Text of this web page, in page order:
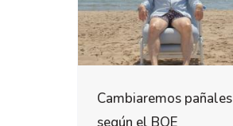
Cambiaremos pañales